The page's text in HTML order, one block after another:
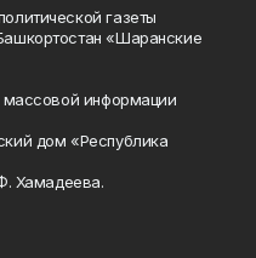
газеты
«Шаранские
массовой информации
дом «Республика
Хамадеева.